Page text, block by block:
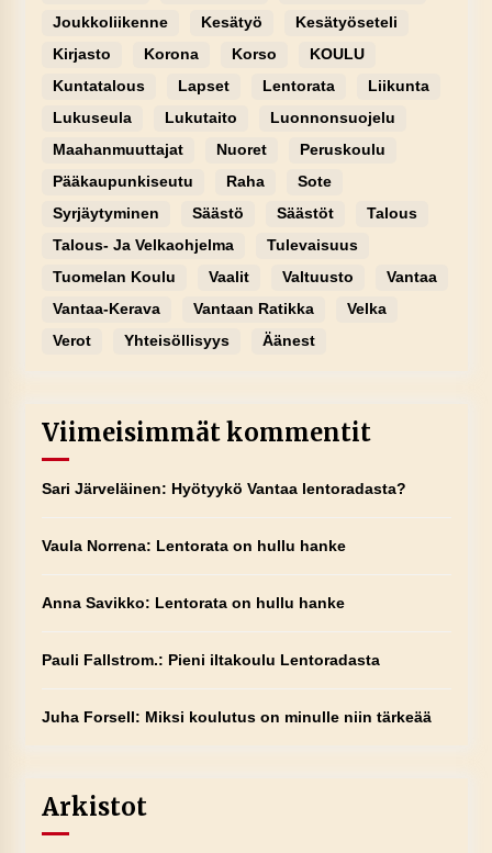
Joukkoliikenne
Kesätyö
Kesätyöseteli
Kirjasto
Korona Korso
KOULU
Kuntatalous
Lapset Lentorata
Liikunta
Lukuseula
Lukutaito
Luonnonsuojelu
Maahanmuuttajat
Nuoret
Peruskoulu
Pääkaupunkiseutu
Raha
Sote
Syrjäytyminen
Säästö Säästöt
Talous
Talous- Ja Velkaohjelma
Tulevaisuus
Tuomelan Koulu
Vaalit Valtuusto
Vantaa
Vantaa-Kerava
Vantaan Ratikka
Velka
Verot
Yhteisöllisyys Äänest
Viimeisimmät kommentit
Sari Järveläinen: Hyötyykö Vantaa lentoradasta?
Vaula Norrena: Lentorata on hullu hanke
Anna Savikko: Lentorata on hullu hanke
Pauli Fallstrom.: Pieni iltakoulu Lentoradasta
Juha Forsell: Miksi koulutus on minulle niin tärkeää
Arkistot